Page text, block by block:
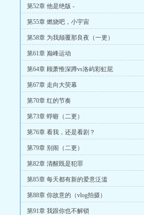
第52章 他是绝版 -
第55章 燃烧吧，小宇宙
第58章 为我颠覆那良夜（一更）
第61章 巅峰运动
第64章 顾萧惟深蹲vs洛屿彩虹屁
第67章 走向大荧幕
第70章 红的节奏
第73章 蜉蝣（二更）
第76章 看我，还是看剧？
第79章 别闹（二更）
第82章 清醒既是犯罪
第85章 每天都有新的爱意泛滥
第88章 你故意的（vlog拍摄）
第91章 我跟你也不解锁